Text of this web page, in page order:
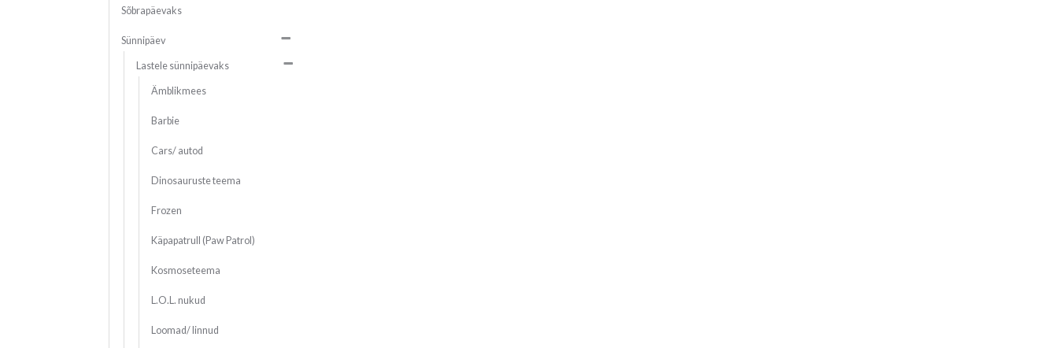
Sõbrapäevaks
Sünnipäev
Lastele sünnipäevaks
Ämblikmees
Barbie
Cars/ autod
Dinosauruste teema
Frozen
Käpapatrull (Paw Patrol)
Kosmoseteema
L.O.L. nukud
Loomad/ linnud